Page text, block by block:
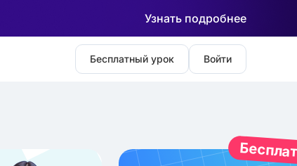
Узнать подробнее
Бесплатный урок Войти